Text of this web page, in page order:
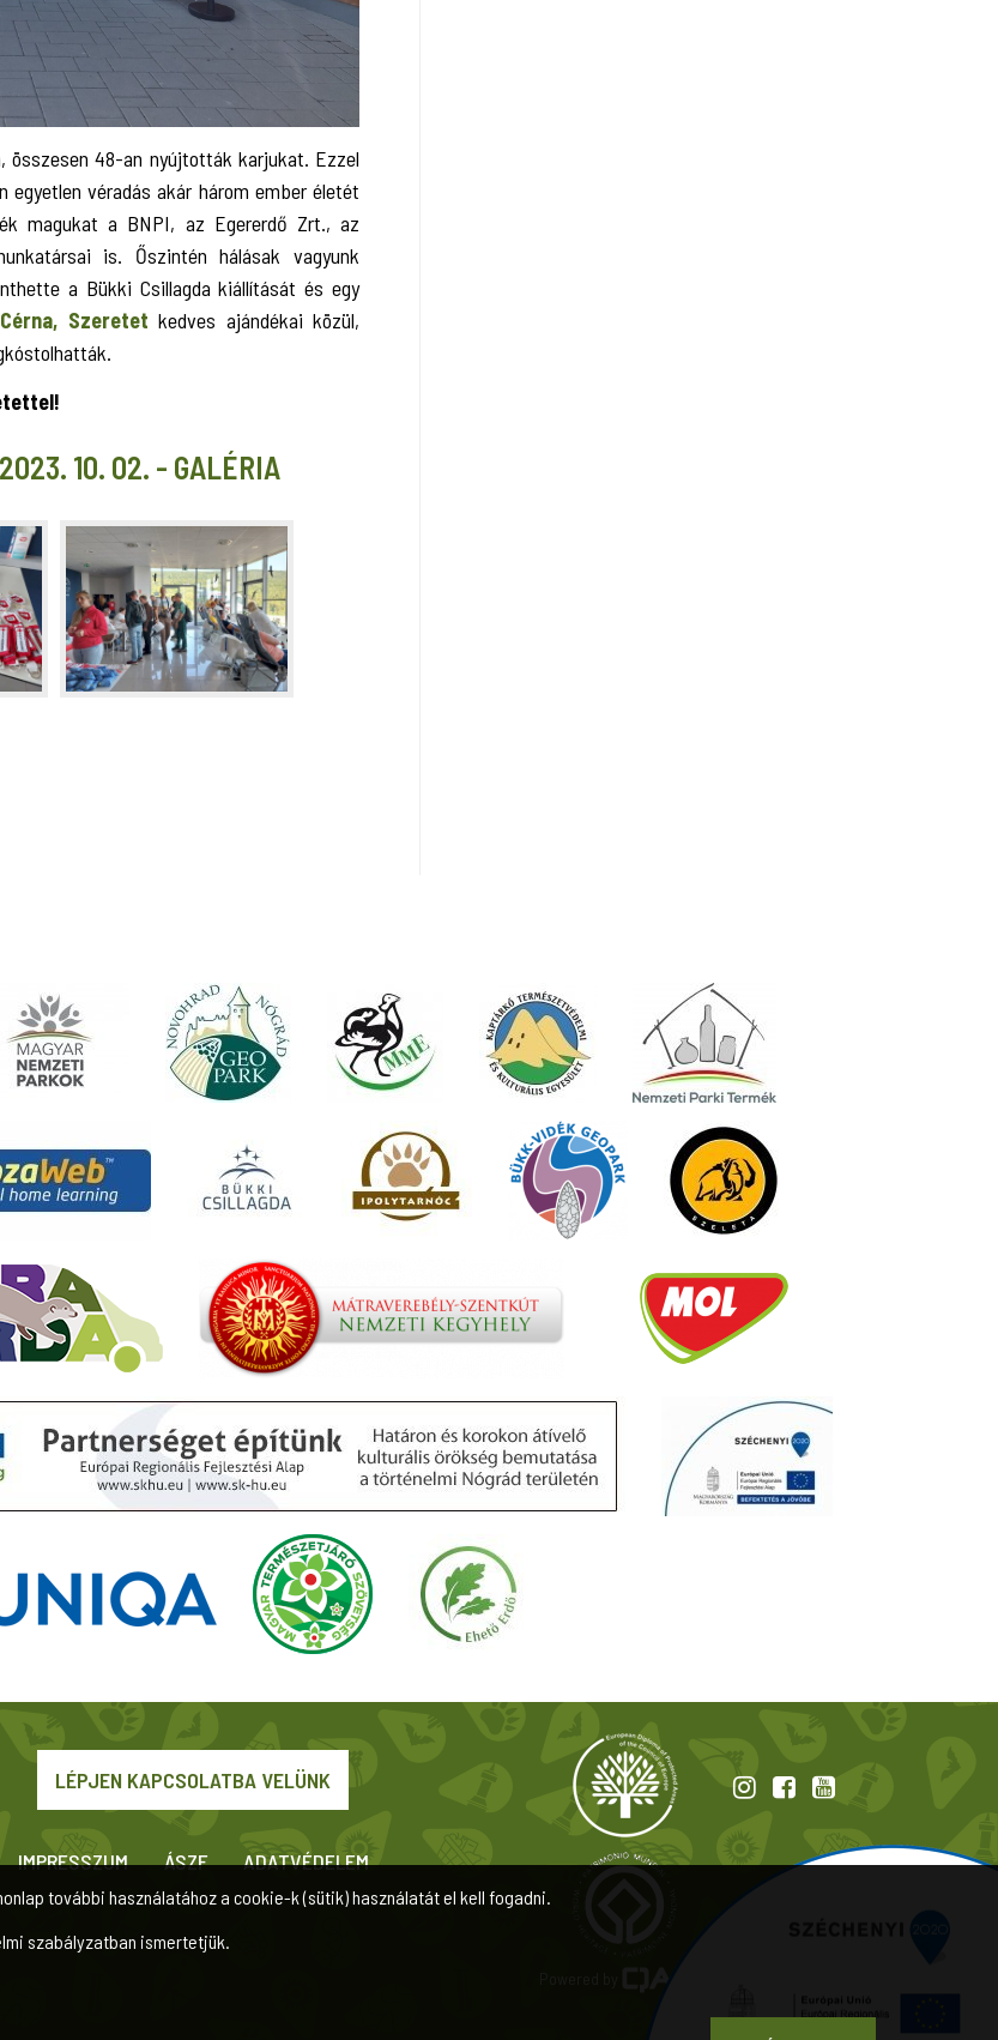
összesen 48-an nyújtották karjukat. Ezzel
egyetlen véradás akár három ember életét
magukat a BNPI, az Egererdő Zrt., az
is. Őszintén hálásak vagyunk
a Bükki Csillagda kiállítását és egy
Szeretet kedves ajándékai közül,
10. 02. - GALÉRIA
LÉPJEN KAPCSOLATBA VELÜNK
IMPRESSZUM ÁSZF ADATVÉDELEM
további használatához a cookie-k (sütik) használatát el kell fogadni.
szabályzatban ismertetjük.